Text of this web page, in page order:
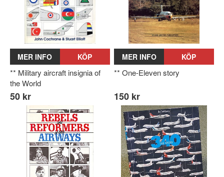
MER INFO KÖP
** Military aircraft insignia of
the World
50 kr
MER INFO KÖP
** One-Eleven story
150 kr